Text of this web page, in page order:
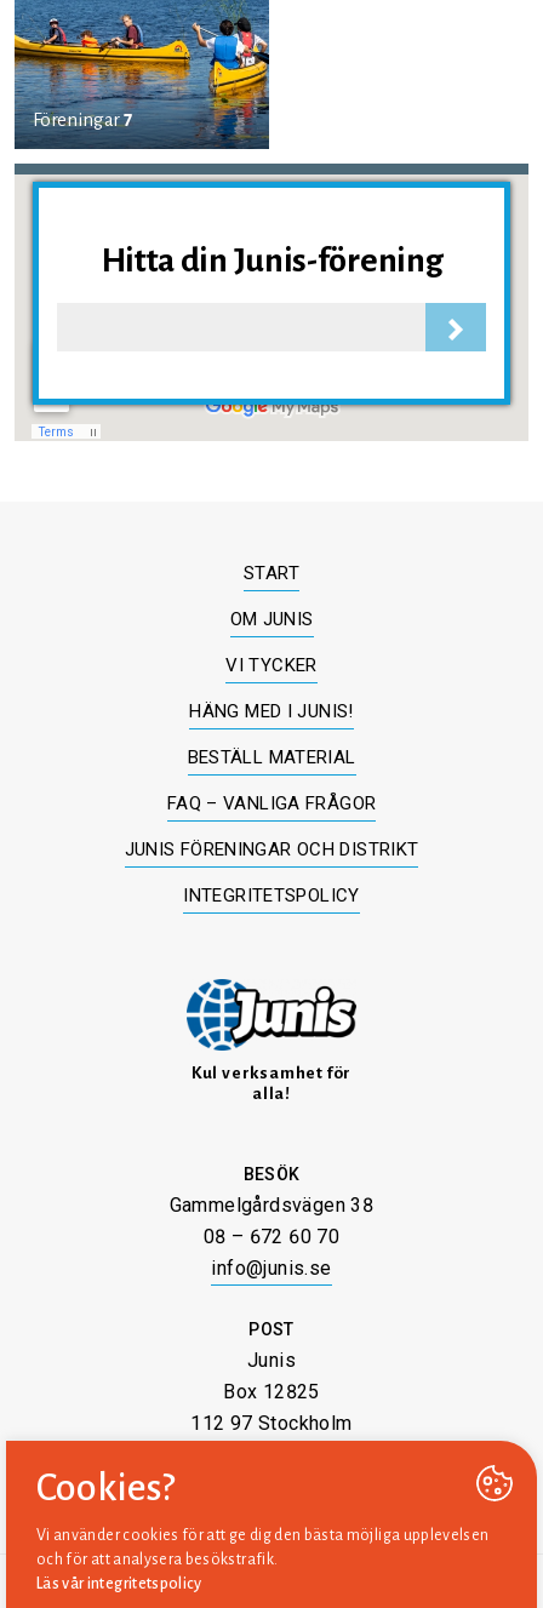
Föreningar7
Hitta din Junis-förening
START
OM JUNIS
VI TYCKER
HÄNG MED I JUNIS!
BESTÄLL MATERIAL
FAQ – VANLIGA FRÅGOR
JUNIS FÖRENINGAR OCH DISTRIKT
INTEGRITETSPOLICY
Kul verksamhet för
alla!
BESÖK
Gammelgårdsvägen 38
08 – 672 60 70
info@junis.se
POST
Junis
Box 12825
112 97 Stockholm
Cookies?
Vi använder cookies för att ge dig den bästa möjliga upplevelsen
och för att analysera besökstrafik.
Läs vår integritetspolicy